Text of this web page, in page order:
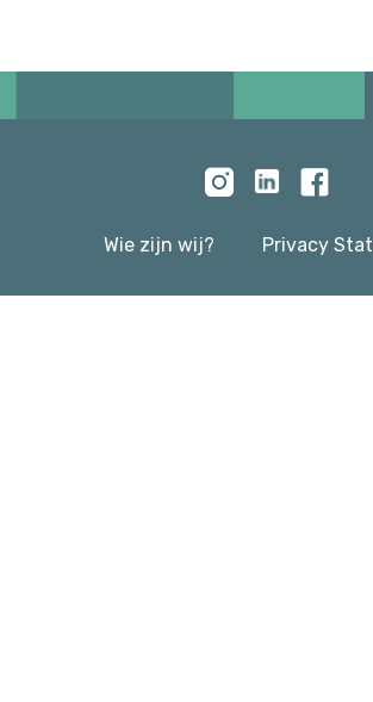
Wie zijn wij? Privacy